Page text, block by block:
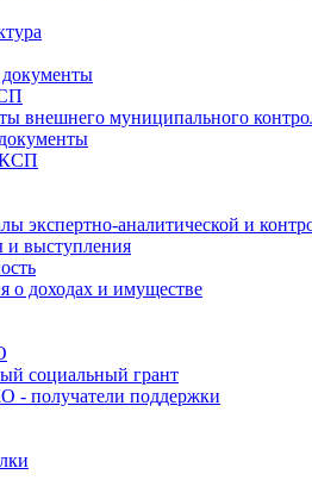
внешнего муниципального
КСП
экспертно-аналитической и
и выступления
о доходах и имуществе
социальный грант
- получатели поддержки